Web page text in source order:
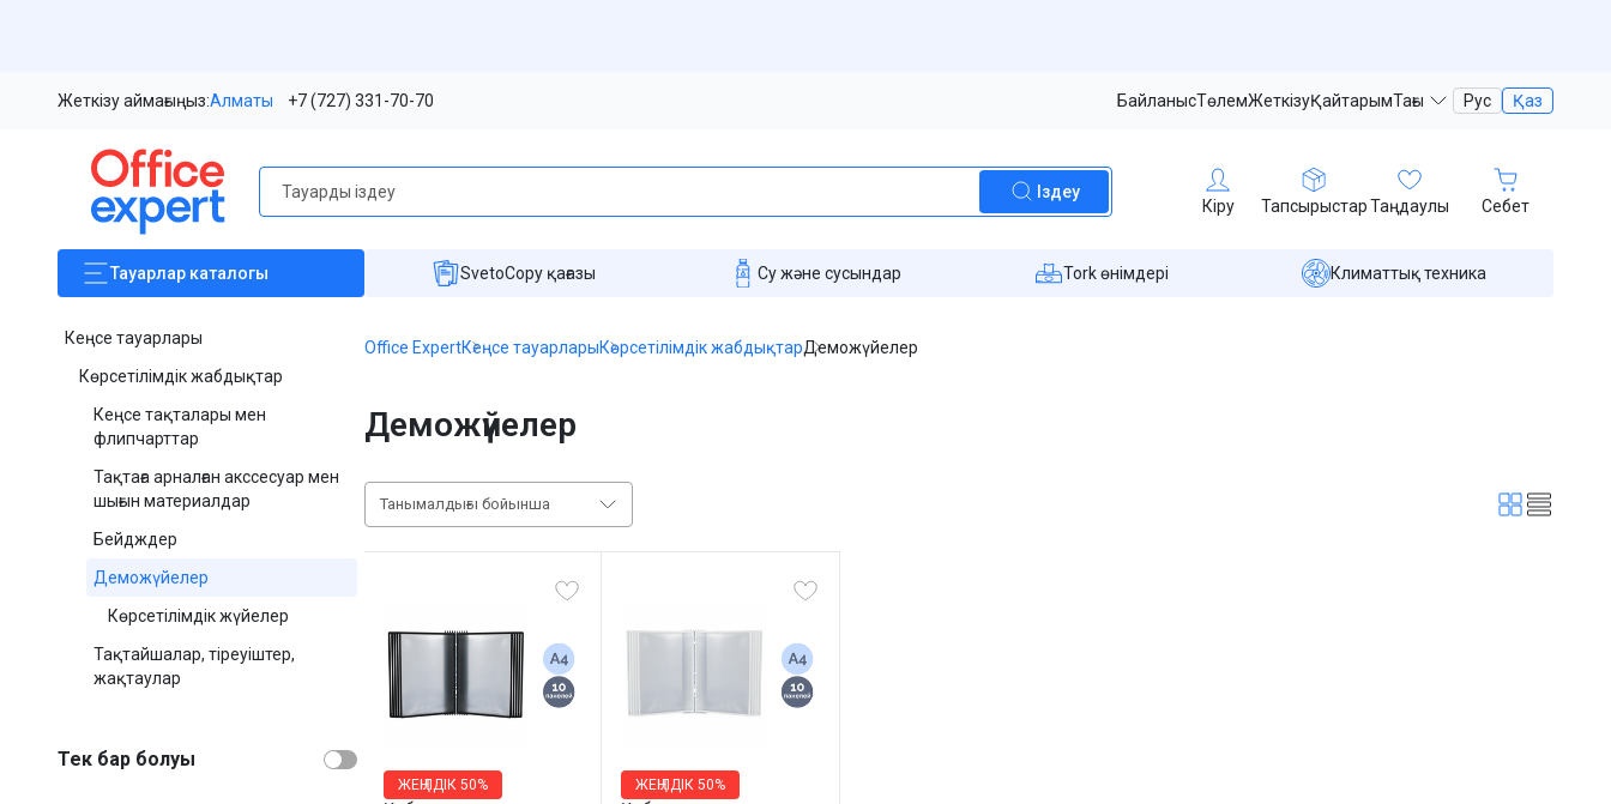
Жеткізу аймағыңыз:Алматы +7 (727) 331-70-70 БайланысТөлемЖеткізуҚайтарымТағы Рус Қаз
Іздеу
Кіру ТапсырыстарТаңдаулы Себет
Тауарлар каталогы SvetoCopy қағазы Су және сусындар Tork өнімдері Климаттық техника
Кеңсе тауарлары
Көрсетілімдік жабдықтар
Кеңсе тақталары мен
флипчарттар
Тақтаға арналған акссесуар мен
шығын материалдар
Бейдждер
Деможүйелер
Көрсетілімдік жүйелер
Тақтайшалар, тіреуіштер,
жақтаулар
Тек бар болуы
Office ExpertКеңсе тауарларыКөрсетілімдік жабдықтарДеможүйелер
Деможүйелер
Танымалдығы бойынша
ЖЕҢІЛДІК 50% ЖЕҢІЛДІК 50%